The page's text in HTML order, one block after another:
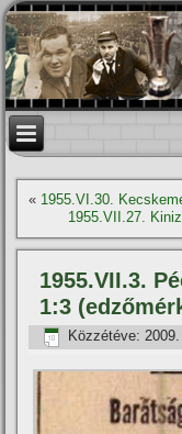
« 1955.VI.30.
1955.VII.27.
1955.VII.3.
1:3
Közzétéve: